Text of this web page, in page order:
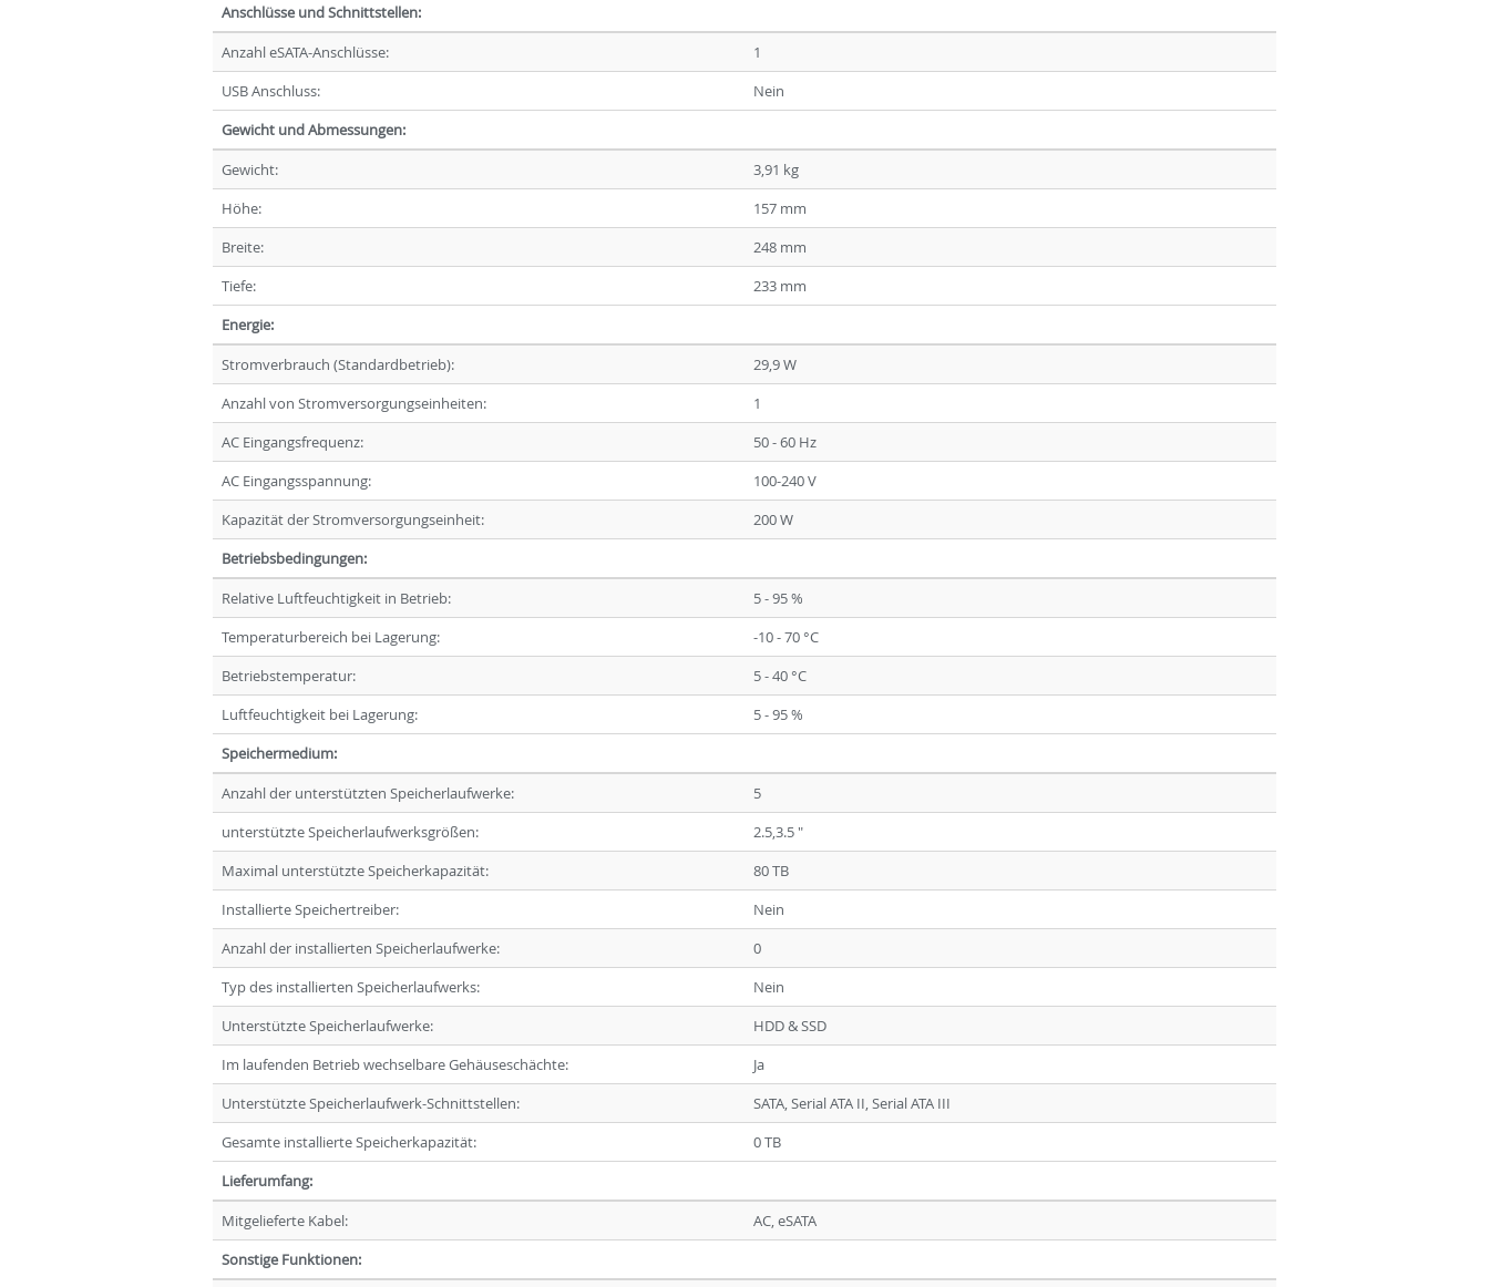
Anschlüsse und Schnittstellen:
Anzahl eSATA-Anschlüsse:
1
USB Anschluss:
Nein
Gewicht und Abmessungen:
Gewicht:
3,91 kg
Höhe:
157 mm
Breite:
248 mm
Tiefe:
233 mm
Energie:
Stromverbrauch (Standardbetrieb):
29,9 W
Anzahl von Stromversorgungseinheiten:
1
AC Eingangsfrequenz:
50 - 60 Hz
AC Eingangsspannung:
100-240 V
Kapazität der Stromversorgungseinheit:
200 W
Betriebsbedingungen:
Relative Luftfeuchtigkeit in Betrieb:
5 - 95 %
Temperaturbereich bei Lagerung:
-10 - 70 °C
Betriebstemperatur:
5 - 40 °C
Luftfeuchtigkeit bei Lagerung:
5 - 95 %
Speichermedium:
Anzahl der unterstützten Speicherlaufwerke:
5
unterstützte Speicherlaufwerksgrößen:
2.5,3.5 "
Maximal unterstützte Speicherkapazität:
80 TB
Installierte Speichertreiber:
Nein
Anzahl der installierten Speicherlaufwerke:
0
Typ des installierten Speicherlaufwerks:
Nein
Unterstützte Speicherlaufwerke:
HDD & SSD
Im laufenden Betrieb wechselbare Gehäuseschächte:
Ja
Unterstützte Speicherlaufwerk-Schnittstellen:
SATA, Serial ATA II, Serial ATA III
Gesamte installierte Speicherkapazität:
0 TB
Lieferumfang:
Mitgelieferte Kabel:
AC, eSATA
Sonstige Funktionen: